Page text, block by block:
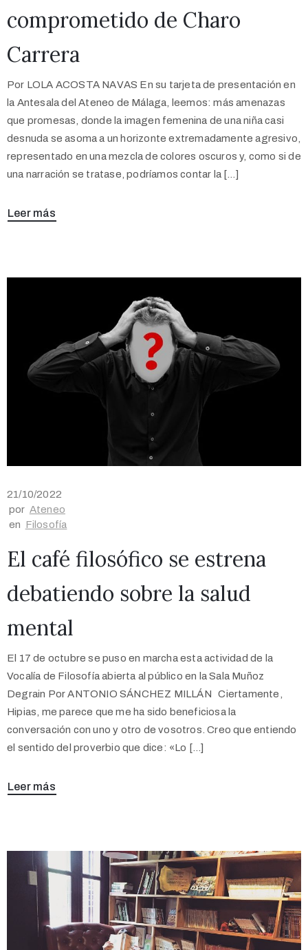
comprometido de Charo
Carrera
Por LOLA ACOSTA NAVAS En su tarjeta de presentación en
la Antesala del Ateneo de Málaga, leemos: más amenazas
que promesas, donde la imagen femenina de una niña casi
desnuda se asoma a un horizonte extremadamente agresivo,
representado en una mezcla de colores oscuros y, como si de
una narración se tratase, podríamos contar la […]
Leer más
21/10/2022
por Ateneo
en Filosofía
El café filosófico se estrena
debatiendo sobre la salud
mental
El 17 de octubre se puso en marcha esta actividad de la
Vocalía de Filosofía abierta al público en la Sala Muñoz
Degrain Por ANTONIO SÁNCHEZ MILLÁN Ciertamente,
Hipias, me parece que me ha sido beneficiosa la
conversación con uno y otro de vosotros. Creo que entiendo
el sentido del proverbio que dice: «Lo […]
Leer más